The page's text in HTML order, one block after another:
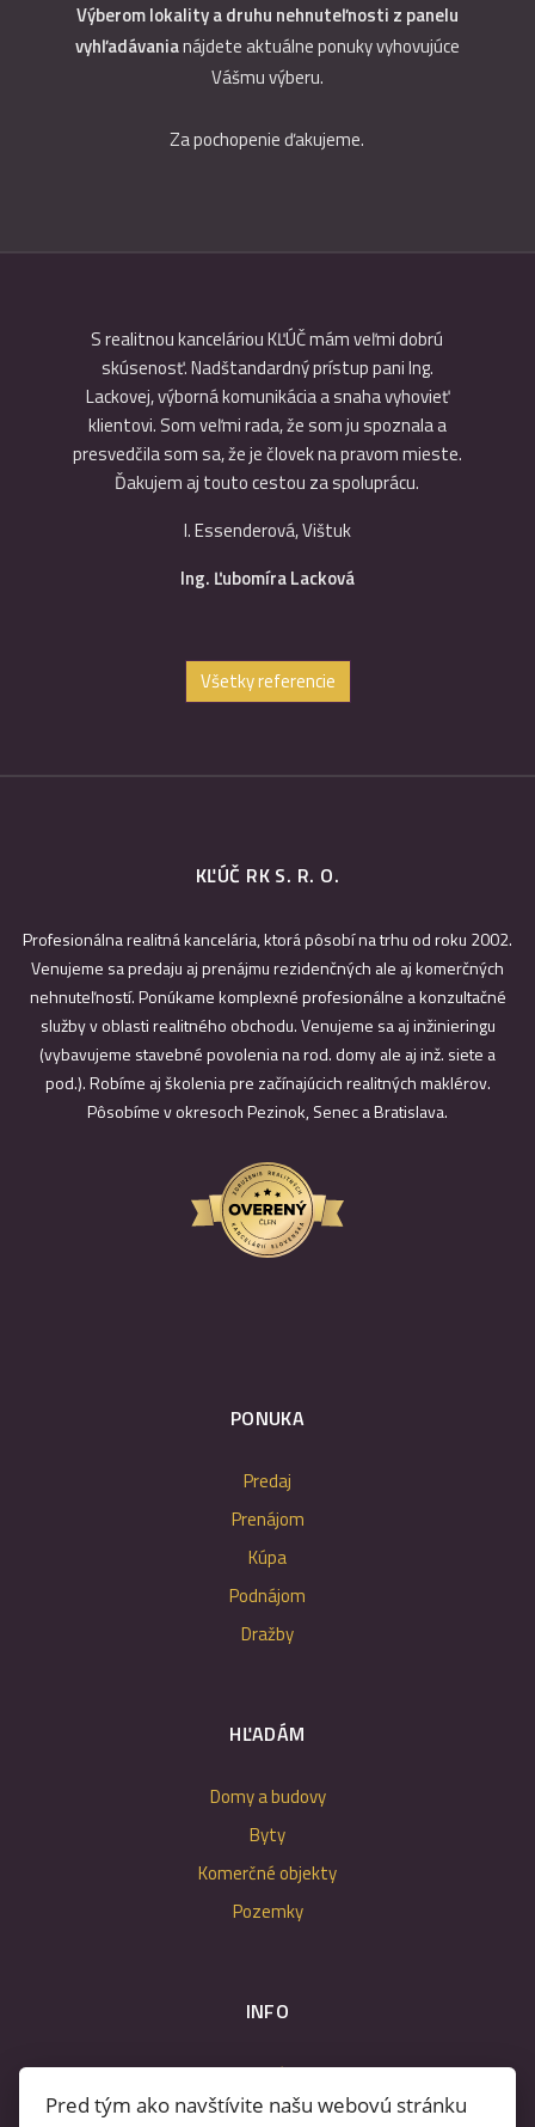
Výberom lokality a druhu nehnuteľnosti z panelu
vyhľadávanianájdete aktuálne ponuky vyhovujúce
Vášmu výberu.
Za pochopenie ďakujeme.
S realitnou kanceláriou KĽÚČ mám veľmi dobrú
skúsenosť. Nadštandardný prístup pani Ing.
Lackovej, výborná komunikácia a snaha vyhovieť
klientovi. Som veľmi rada, že som ju spoznala a
presvedčila som sa, že je človek na pravom mieste.
Ďakujem aj touto cestou za spoluprácu.
I. Essenderová, Vištuk
Ing. Ľubomíra Lacková
Všetky referencie
KĽÚČ RK S. R. O.
Profesionálna realitná kancelária, ktorá pôsobí na trhu od roku 2002.
Venujeme sa predaju aj prenájmu rezidenčných ale aj komerčných
nehnuteľností. Ponúkame komplexné profesionálne a konzultačné
služby v oblasti realitného obchodu. Venujeme sa aj inžinieringu
(vybavujeme stavebné povolenia na rod. domy ale aj inž. siete a
pod.). Robíme aj školenia pre začínajúcich realitných maklérov.
Pôsobíme v okresoch Pezinok, Senec a Bratislava.
PONUKA
Predaj
Prenájom
Kúpa
Podnájom
Dražby
HĽADÁM
Domy a budovy
Byty
Komerčné objekty
Pozemky
INFO
Makléri
Napíšte nám
Pred tým ako navštívite našu webovú stránku